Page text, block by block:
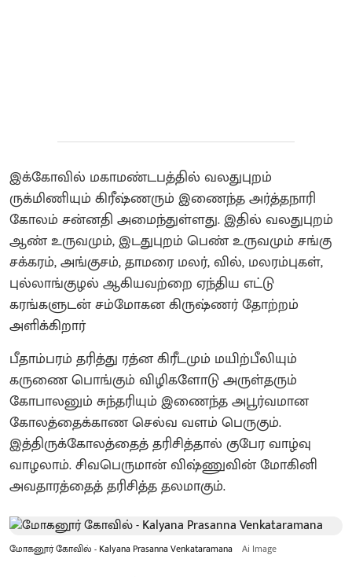
இக்கோவில் மகாமண்டபத்தில் வலதுபுறம்
ருக்மிணியும் கிரீஷ்ணரும் இணைந்த அர்த்தநாரி
கோலம் சன்னதி அமைந்துள்ளது. இதில் வலதுபுறம்
ஆண் உருவமும், இடதுபுறம் பெண் உருவமும் சங்கு
சக்கரம், அங்குசம், தாமரை மலர், வில், மலரம்புகள்,
புல்லாங்குழல் ஆகியவற்றை ஏந்திய எட்டு
கரங்களுடன் சம்மோகன கிருஷ்ணர் தோற்றம்
அளிக்கிறார்
பீதாம்பரம் தரித்து ரத்ன கிரீடமும் மயிற்பீலியும்
கருணை பொங்கும் விழிகளோடு அருள்தரும்
கோபாலனும் சுந்தரியும் இணைந்த அபூர்வமான
கோலத்தைக்காண செல்வ வளம் பெருகும்.
இத்திருக்கோலத்தைத் தரிசித்தால் குபேர வாழ்வு
வாழலாம். சிவபெருமான் விஷ்ணுவின் மோகினி
அவதாரத்தைத் தரிசித்த தலமாகும்.
மோகனூர் கோவில் - Kalyana Prasanna Venkataramana Ai Image